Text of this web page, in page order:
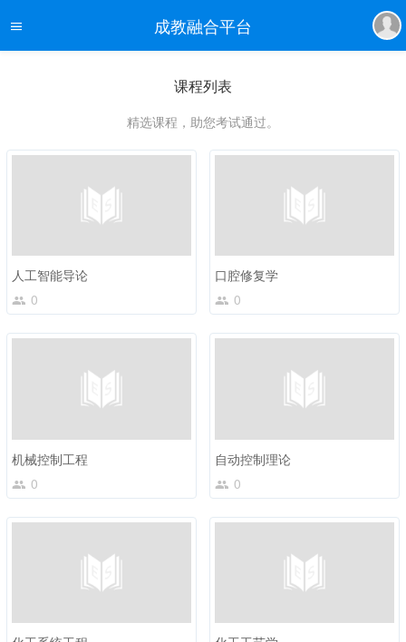
成教融合平台
课程列表
精选课程，助您考试通过。
人工智能导论
0
口腔修复学
0
机械控制工程
0
自动控制理论
0